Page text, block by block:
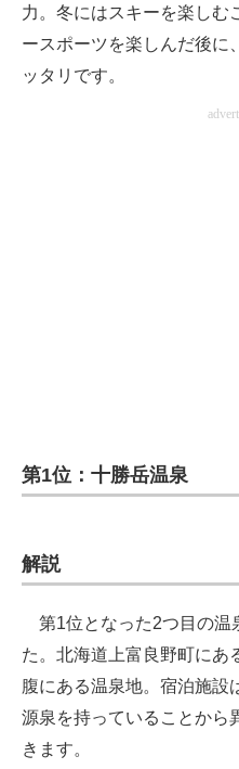
力。冬にはスキーを楽しむ
ースポーツを楽しんだ後に
ッタリです。
第1位：十勝岳温泉
解説
第1位となった2つ目の温
た。北海道上富良野町にあ
腹にある温泉地。宿泊施設
源泉を持っていることから
きます。